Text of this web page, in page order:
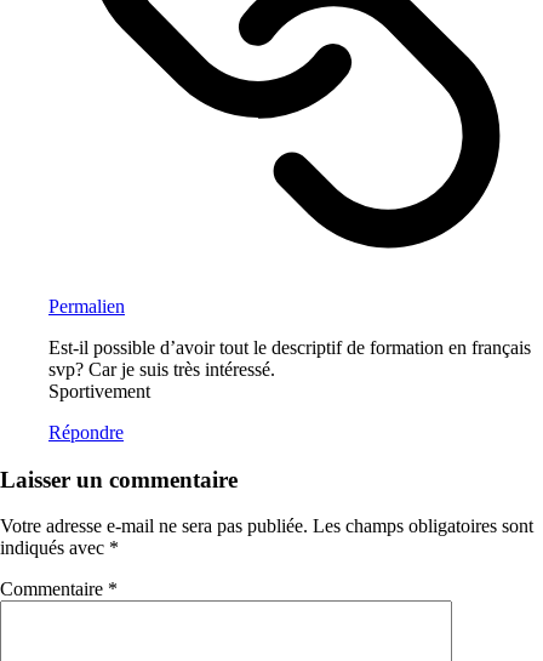
Permalien
Est-il possible d’avoir tout le descriptif de formation en français
svp? Car je suis très intéressé.
Sportivement
Répondre
Laisser un commentaire
Votre adresse e-mail ne sera pas publiée. Les champs obligatoires sont
indiqués avec *
Commentaire *